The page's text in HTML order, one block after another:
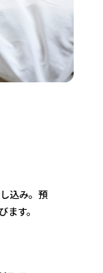
込み。預
ます。